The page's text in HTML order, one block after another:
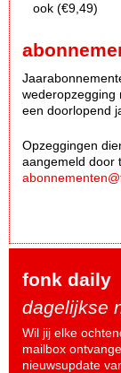
ook (€9,49)
wederopzegging
een doorlopend
Opzeggingen
aangemeld door
fonk daily
dagelijkse
Wil jij elke
mailbox
nieuwsupdate